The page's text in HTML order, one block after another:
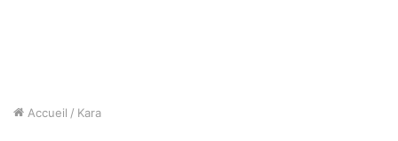
Accueil / Kara